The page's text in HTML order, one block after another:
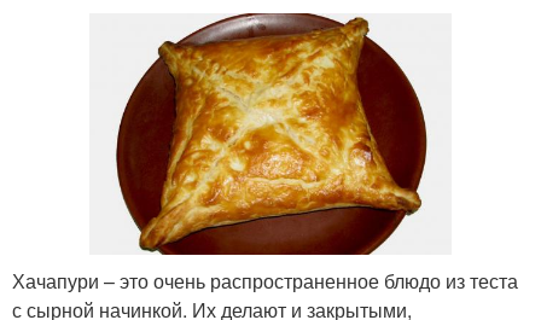
Хачапури – это очень распространенное блюдо из теста
с сырной начинкой. Их делают и закрытыми,